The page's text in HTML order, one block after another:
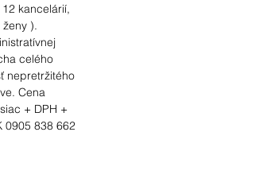
kancelárií,
).
celého
nepretržitého
Cena
+ DPH +
0905 838 662